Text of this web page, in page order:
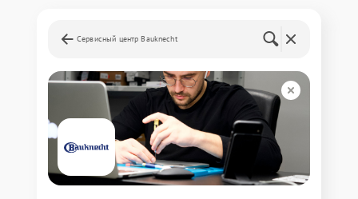
Сервисный центр Bauknecht